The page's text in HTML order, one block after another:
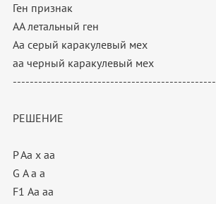
Ген признак
АА летальный ген
Аа серый каракулевый мех
аа черный каракулевый мех
РЕШЕНИЕ
Р Аа х аа
G А а а
F1 Аа аа